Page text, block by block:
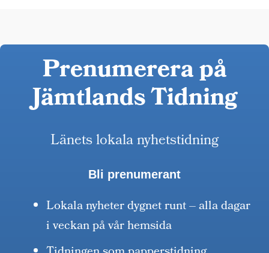
Prenumerera på
Jämtlands Tidning
Länets lokala nyhetstidning
Bli prenumerant
Lokala nyheter dygnet runt – alla dagar
i veckan på vår hemsida